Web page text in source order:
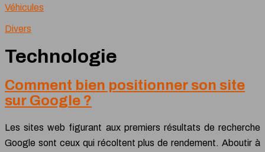
Véhicules
Divers
Technologie
Comment bien positionner son site
sur Google ?
Les sites web figurant aux premiers résultats de recherche
Google sont ceux qui récoltent plus de rendement. Aboutir à